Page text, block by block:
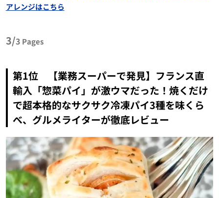
アレンジはこちら
3/3 Pages
第1位 【業務スーパーで発見】フランス直
輸入「惣菜パイ」が激ウマだった！焼くだけ
で超本格的なサクサク冷凍パイ3種を味くら
べ、グルメライターが徹底レビュー